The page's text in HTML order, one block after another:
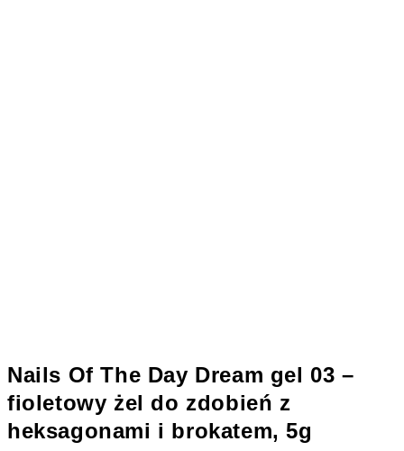
Nails Of The Day Dream gel 03 –
fioletowy żel do zdobień z
heksagonami i brokatem, 5g